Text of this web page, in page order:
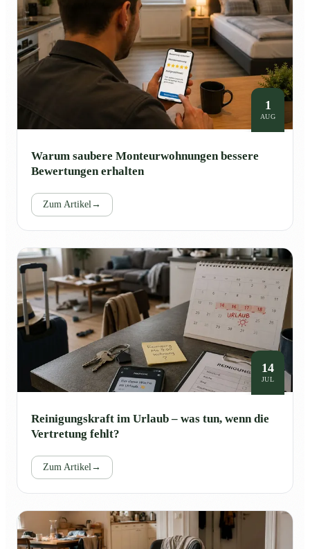
1
AUG
Warum saubere Monteurwohnungen bessere
Bewertungen erhalten
Zum Artikel →
14
JUL
Reinigungskraft im Urlaub – was tun, wenn die
Vertretung fehlt?
Zum Artikel →